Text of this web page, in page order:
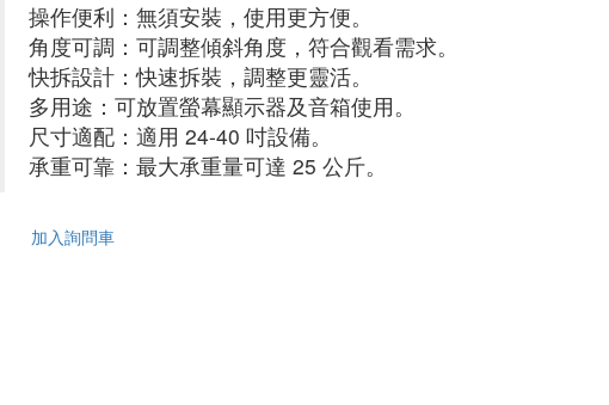
操作便利：無須安裝，使用更方便。
角度可調：可調整傾斜角度，符合觀看需求。
快拆設計：快速拆裝，調整更靈活。
多用途：可放置螢幕顯示器及音箱使用。
尺寸適配：適用 24-40 吋設備。
承重可靠：最大承重量可達 25 公斤。
加入詢問車